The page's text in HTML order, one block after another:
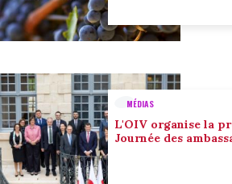
MÉDIAS
L'OIV organise la
Journée des